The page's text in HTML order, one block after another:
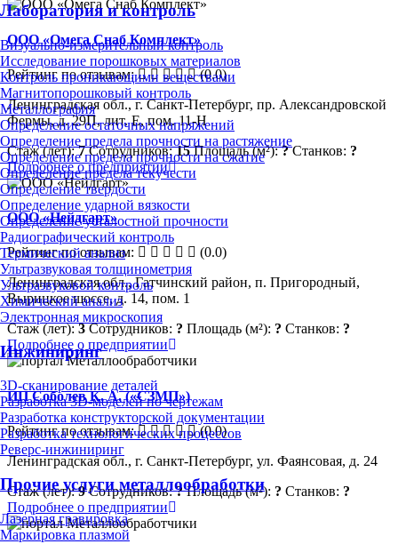
Лаборатория и контроль
Визуально-измерительный контроль
Исследование порошковых материалов
Контроль проникающими веществами
Магнитопорошковый контроль
Металлография
Определение остаточных напряжений
Определение предела прочности на растяжение
Определение предела прочности на сжатие
Определение предела текучести
Определение твердости
Определение ударной вязкости
Определение усталостной прочности
Радиографический контроль
Термический анализ
Ультразвуковая толщинометрия
Ультразвуковой контроль
Химический анализ
Электронная микроскопия
Инжиниринг
3D-сканирование деталей
Разработка 3D-моделей по чертежам
Разработка конструкторской документации
Разработка технологических процессов
Реверс-инжиниринг
Прочие услуги металлообработки
Лазерная гравировка
Маркировка плазмой
ООО «Омега Снаб Комплект»
Рейтинг по отзывам:
(0.0)
Ленинградская обл., г. Санкт-Петербург, пр. Александровской
Фермы, д. 29П, лит. Е, пом. 11-Н
Стаж (лет):7 Сотрудников:15 Площадь (м²):? Станков: ?
Подробнее о предприятии
ООО «Нейдгарт»
Рейтинг по отзывам:
(0.0)
Ленинградская обл., Гатчинский район, п. Пригородный,
Вырицкое шоссе, д. 14, пом. 1
Стаж (лет):3 Сотрудников: ? Площадь (м²): ? Станков: ?
Подробнее о предприятии
ИП Соболев К. А. («СЗМП»)
Рейтинг по отзывам:
(0.0)
Ленинградская обл., г. Санкт-Петербург, ул. Фаянсовая, д. 24
Стаж (лет):9 Сотрудников:? Площадь (м²): ? Станков: ?
Подробнее о предприятии